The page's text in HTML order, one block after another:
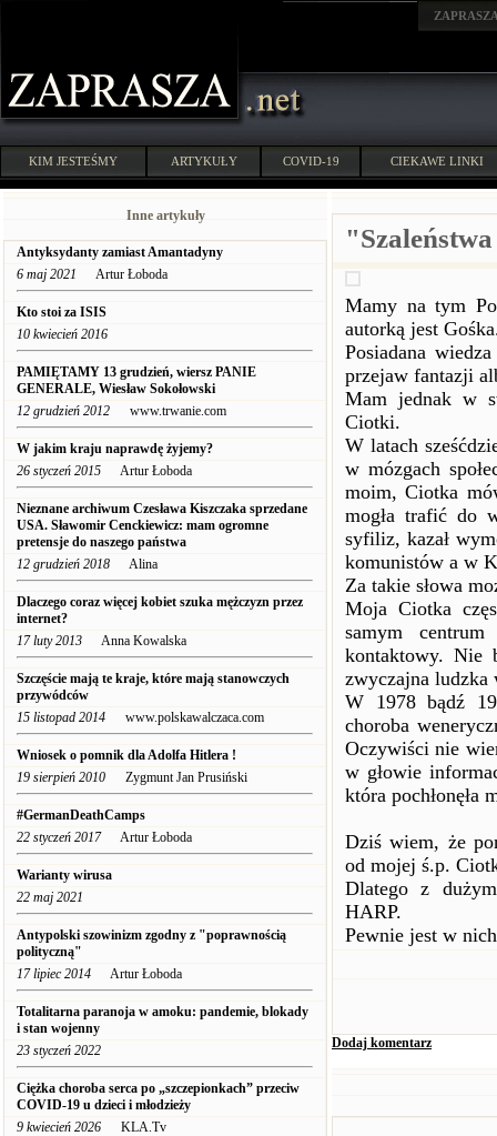
KIM JESTEŚMY ARTYKUŁY COVID-19 CIEKAWE LINKI
Inne artykuły
Antyksydanty zamiast Amantadyny
6 maj 2021 Artur Łoboda
Kto stoi za ISIS
10 kwiecień 2016
PAMIĘTAMY 13 grudzień, wiersz PANIE
GENERALE, Wiesław Sokołowski
12 grudzień 2012 www.trwanie.com
W jakim kraju naprawdę żyjemy?
26 styczeń 2015 Artur Łoboda
Nieznane archiwum Czesława Kiszczaka sprzedane
USA. Sławomir Cenckiewicz: mam ogromne
pretensje do naszego państwa
12 grudzień 2018 Alina
Dlaczego coraz więcej kobiet szuka mężczyzn przez
internet?
17 luty 2013 Anna Kowalska
Szczęście mają te kraje, które mają stanowczych
przywódców
15 listopad 2014 www.polskawalczaca.com
Wniosek o pomnik dla Adolfa Hitlera !
19 sierpień 2010 Zygmunt Jan Prusiński
#GermanDeathCamps
22 styczeń 2017Artur Łoboda
Warianty wirusa
22 maj 2021
Antypolski szowinizm zgodny z "poprawnością
polityczną"
17 lipiec 2014 Artur Łoboda
Totalitarna paranoja w amoku: pandemie, blokady
i stan wojenny
23 styczeń 2022
Ciężka choroba serca po „szczepionkach” przeciw
COVID-19 u dzieci i młodzieży
9 kwiecień 2026 KLA.Tv
Mamy na tym
autorką jest
Posiadana
przejaw fantazji
Mam jednak w
Ciotki.
W latach
w mózgach
moim, Ciotka
mogła trafić do
syfiliz, kazał
komunistów a w
Za takie słowa
Moja Ciotka
samym
kontaktowy. Nie
zwyczajna ludzka
W 1978 bądź
choroba
Oczywiści nie
w głowie
która
Dziś wiem, że
od mojej ś.p.
Dlatego z
HARP.
Pewnie jest w
Dodaj komentarz